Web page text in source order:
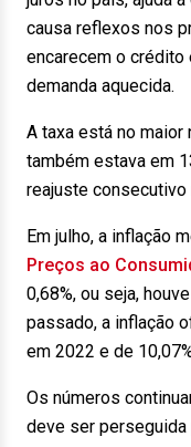
causa reflexos nos
encarecem o crédito
demanda aquecida.
A taxa está no
também estava em
reajuste consecutivo
Em julho, a inflação
Preços ao
0,68%, ou seja,
passado, a inflação
em 2022 e de
Os números
deve ser perseguida